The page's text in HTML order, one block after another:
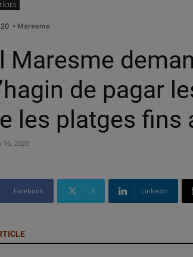
• Maresme
Maresme
de pagar
les platges fins
16, 2020
Facebook X Linkedin